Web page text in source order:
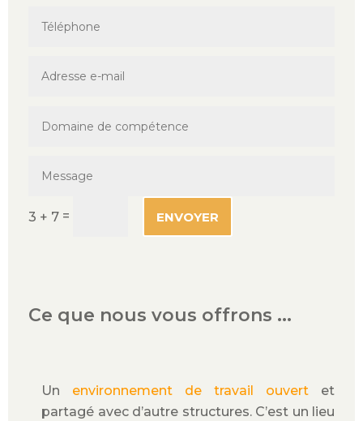
3 + 7 =
ENVOYER
Ce que nous vous offrons ...
Un environnement de travail ouvert et
partagé avec d’autre structures. C’est un lieu